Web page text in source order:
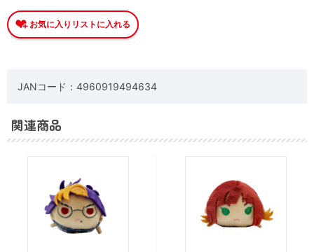
JANコード：4960919494634
関連商品